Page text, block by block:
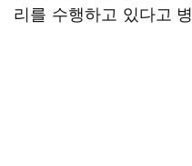
리를 수행하고 있다고